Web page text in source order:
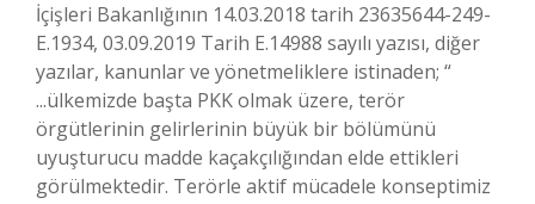
İçişleri Bakanlığının 14.03.2018 tarih 23635644-249-
E.1934, 03.09.2019 Tarih E.14988 sayılı yazısı, diğer
yazılar, kanunlar ve yönetmeliklere istinaden; “
...ülkemizde başta PKK olmak üzere, terör
örgütlerinin gelirlerinin büyük bir bölümünü
uyuşturucu madde kaçakçılığından elde ettikleri
görülmektedir. Terörle aktif mücadele konseptimiz